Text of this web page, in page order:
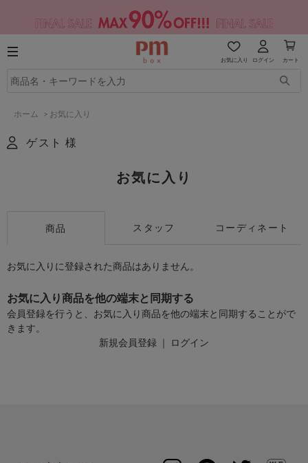
お気に入り ログイン カート
ホーム > お気に入り
ゲスト 様
お気に入り
商品 スタッフ コーディネート
お気に入りに登録された商品はありません。
お気に入り商品を他の端末と同期する
会員登録を行うと、お気に入り商品を他の端末と同期することがで
きます。
新規会員登録 ｜ ログイン